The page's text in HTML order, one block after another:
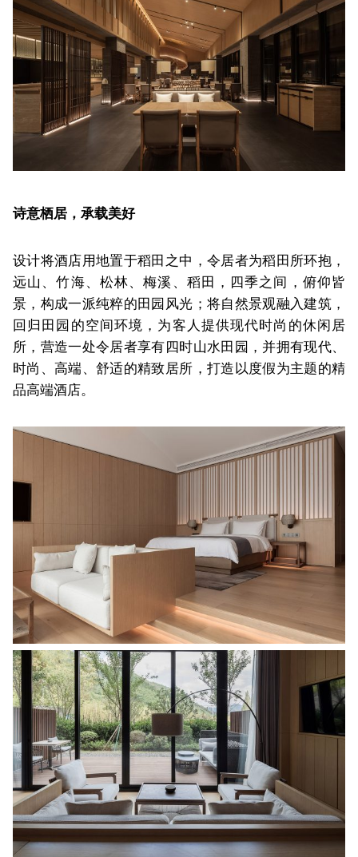
诗意栖居，承载美好
设计将酒店用地置于稻田之中，令居者为稻田所环抱，
远山、竹海、松林、梅溪、稻田，四季之间，俯仰皆
景，构成一派纯粹的田园风光；将自然景观融入建筑，
回归田园的空间环境，为客人提供现代时尚的休闲居
所，营造一处令居者享有四时山水田园，并拥有现代、
时尚、高端、舒适的精致居所，打造以度假为主题的精
品高端酒店。